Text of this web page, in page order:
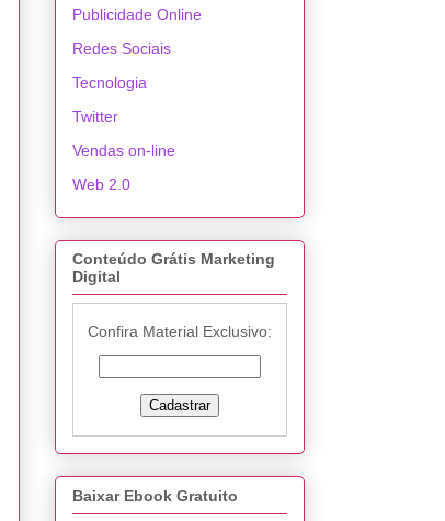
Publicidade Online
Redes Sociais
Tecnologia
Twitter
Vendas on-line
Web 2.0
Conteúdo Grátis Marketing
Digital
Confira Material Exclusivo:
Baixar Ebook Gratuito